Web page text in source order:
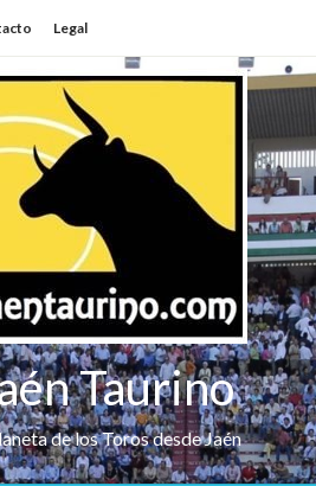
Legal
Taurino
de los Toros desde Jaén